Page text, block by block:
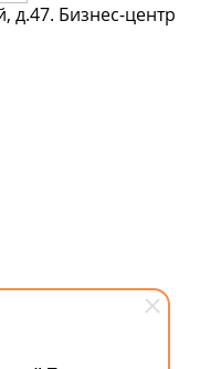
д.47. Бизнес-центр